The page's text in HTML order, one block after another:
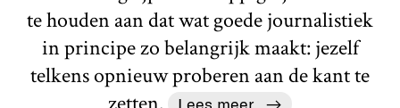
te houden aan dat wat goede journalistiek
in principe zo belangrijk maakt: jezelf
telkens opnieuw proberen aan de kant te
Lees meer